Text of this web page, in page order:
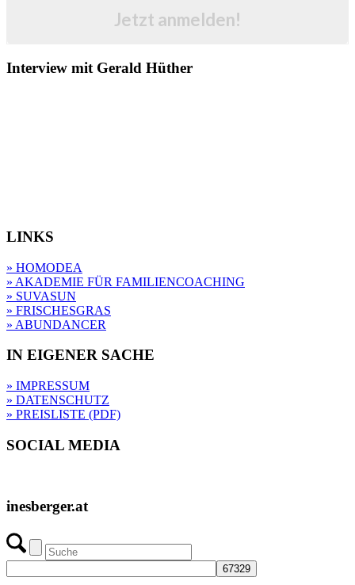
Jetzt anmelden!
Interview mit Gerald Hüther
LINKS
» HOMODEA
» AKADEMIE FÜR FAMILIENCOACHING
» SUVASUN
» FRISCHESGRAS
» ABUNDANCER
IN EIGENER SACHE
» IMPRESSUM
» DATENSCHUTZ
» PREISLISTE (PDF)
SOCIAL MEDIA
inesberger.at